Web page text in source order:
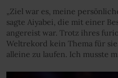
„Ziel war es, meine
sagte Aiyabei, die mit einer
angereist war. Trotz ihres
Weltrekord kein Thema für
alleine zu laufen. Ich musste